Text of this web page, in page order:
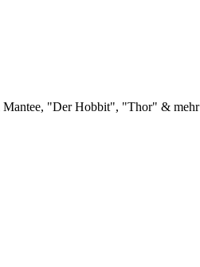
"Der Hobbit", "Thor" & mehr